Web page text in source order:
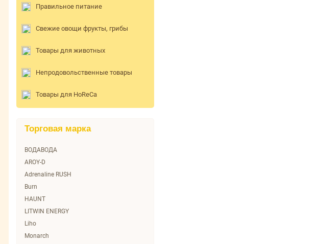
Правильное питание
Свежие овощи фрукты, грибы
Товары для животных
Непродовольственные товары
Товары для HoReCa
Торговая марка
ВОДАВОДА
AROY-D
Adrenaline RUSH
Burn
HAUNT
LITWIN ENERGY
Liho
Monarch